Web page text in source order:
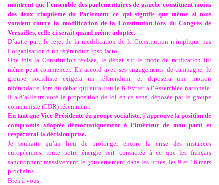
montrent que l’ensemble des parlementaires de gauche constituent moins
des deux cinquième du Parlement, ce qui signifie que même si tous
votaient contre la modification de la Constitution lors du Congrès de
Versailles, celle-ci serait quand même adoptée.
D’autre part, le rejet de la modification de la Constitution n’implique pas
l’organisation d’un référendum ipso facto.
Une fois la Constitution révisée, le débat sur le mode de ratification lui
même peut commencer. En accord avec ses engagements de campagne, le
groupe socialiste exigera un référendum, et déposera une motion
référendaire, lors du débat qui aura lieu le 6 février à l’Assemblée nationale.
Il a d’ailleurs voté la proposition de loi en ce sens, déposée par le groupe
communiste (GDR) récemment.
En tant que Vice-Présidente du groupe socialiste, j’approuve la position de
compromis adoptée démocratiquement à l’intérieur de mon parti et
respecterai la décision prise.
Je souhaite qu’au lieu de prolonger encore la crise des instances
européennes, toute notre énergie soit consacrée à ce que les français
sanctionnent massivement le gouvernement dans les urnes, les 9 et 16 mars
prochains.
Bien à vous,